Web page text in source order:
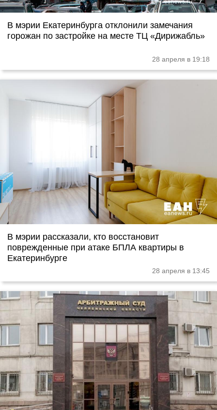
В мэрии Екатеринбурга отклонили замечания
горожан по застройке на месте ТЦ «Дирижабль»
28 апреля в 19:18
В мэрии рассказали, кто восстановит
поврежденные при атаке БПЛА квартиры в
Екатеринбурге
28 апреля в 13:45